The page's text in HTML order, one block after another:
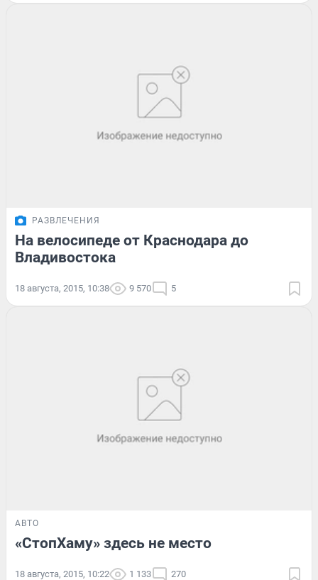
РАЗВЛЕЧЕНИЯ
На велосипеде от Краснодара до
Владивостока
18 августа, 2015, 10:38 9 570 5
АВТО
«СтопХаму» здесь не место
18 августа, 2015, 10:22 1 133 270